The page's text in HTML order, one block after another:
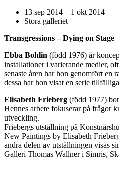
13 sep 2014 – 1 okt 2014
Stora galleriet
Transgressions – Dying on Stage
Ebba Bohlin (född 1976) är
installationer i varierande medier,
senaste åren har hon genomfört en
dessa har hon visat en serie
Elisabeth Frieberg (född 1977)
Hennes arbete fokuserar på frågor
utveckling.
Friebergs utställning på
New Paintings by Elisabeth
andra delen av utställningen visas
Galleri Thomas Wallner i Simris,